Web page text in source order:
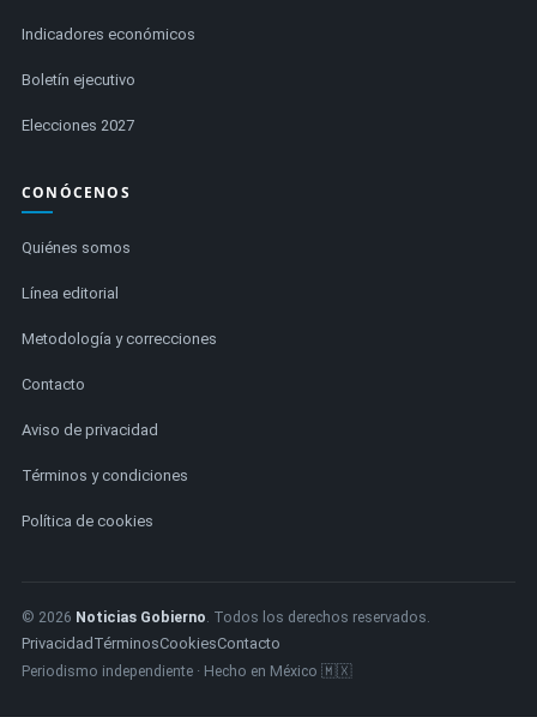
Indicadores económicos
Boletín ejecutivo
Elecciones 2027
CONÓCENOS
Quiénes somos
Línea editorial
Metodología y correcciones
Contacto
Aviso de privacidad
Términos y condiciones
Política de cookies
© 2026 Noticias Gobierno . Todos los derechos reservados.
PrivacidadTérminosCookiesContacto
Periodismo independiente · Hecho en México 🇲🇽